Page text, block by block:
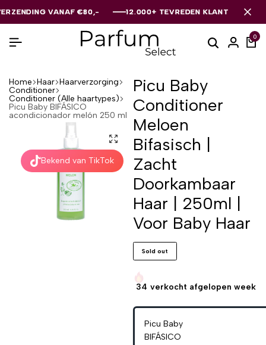
VANAF €80,- 12.000+ TEVREDEN KLANTEN
VANAF €80,- 12.000+ TEVREDEN KLANTEN
VANAF €80,- 12.000+ TEVREDEN KLANTEN
0
Home Haar Haarverzorging
Conditioner
Conditioner (Alle haartypes)
Picu Baby BIFÁSICO
acondicionador melón 250 ml
Bekend van TikTok
Picu Baby
Conditioner
Meloen
Bifasisch |
Zacht
Doorkambaar
Haar | 250ml |
Voor Baby Haar
Sold out
34 verkocht afgelopen week
Picu Baby
BIFÁSICO